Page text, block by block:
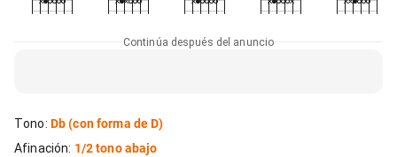
Continúa después del anuncio
Tono: Db(con forma de D)
Afinación: 1/2 tono abajo